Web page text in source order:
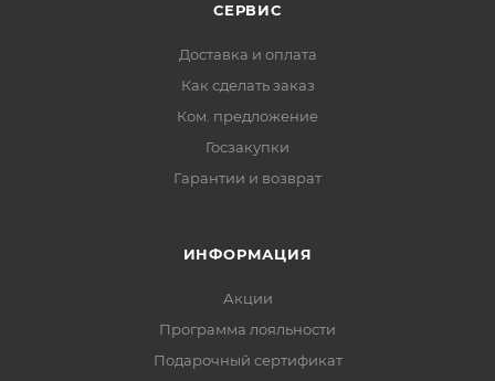
СЕРВИС
Доставка и оплата
Как сделать заказ
Ком. предложение
Госзакупки
Гарантии и возврат
ИНФОРМАЦИЯ
Акции
Программа лояльности
Подарочный сертификат